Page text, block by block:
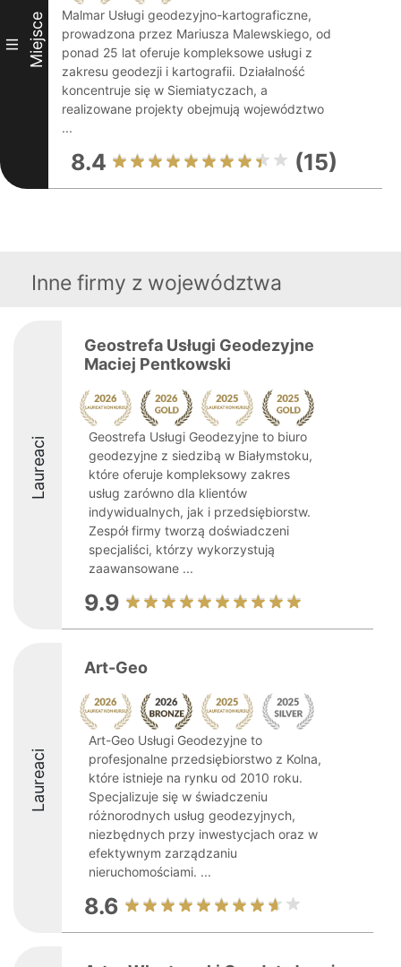
III Miejsce
Malmar Usługi geodezyjno-kartograficzne,
prowadzona przez Mariusza Malewskiego, od
ponad 25 lat oferuje kompleksowe usługi z
zakresu geodezji i kartografii. Działalność
koncentruje się w Siemiatyczach, a
realizowane projekty obejmują województwo
...
8.4 (15)
Inne firmy z województwa
Laureaci
Geostrefa Usługi Geodezyjne
Maciej Pentkowski
Geostrefa Usługi Geodezyjne to biuro
geodezyjne z siedzibą w Białymstoku,
które oferuje kompleksowy zakres
usług zarówno dla klientów
indywidualnych, jak i przedsiębiorstw.
Zespół firmy tworzą doświadczeni
specjaliści, którzy wykorzystują
zaawansowane ...
9.9
Laureaci
Art-Geo
Art-Geo Usługi Geodezyjne to
profesjonalne przedsiębiorstwo z Kolna,
które istnieje na rynku od 2010 roku.
Specjalizuje się w świadczeniu
różnorodnych usług geodezyjnych,
niezbędnych przy inwestycjach oraz w
efektywnym zarządzaniu
nieruchomościami. ...
8.6